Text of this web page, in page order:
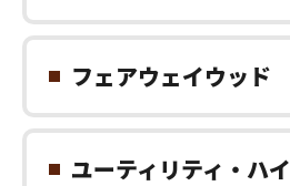
フェアウェイウッド
ユーティリティ・ハ